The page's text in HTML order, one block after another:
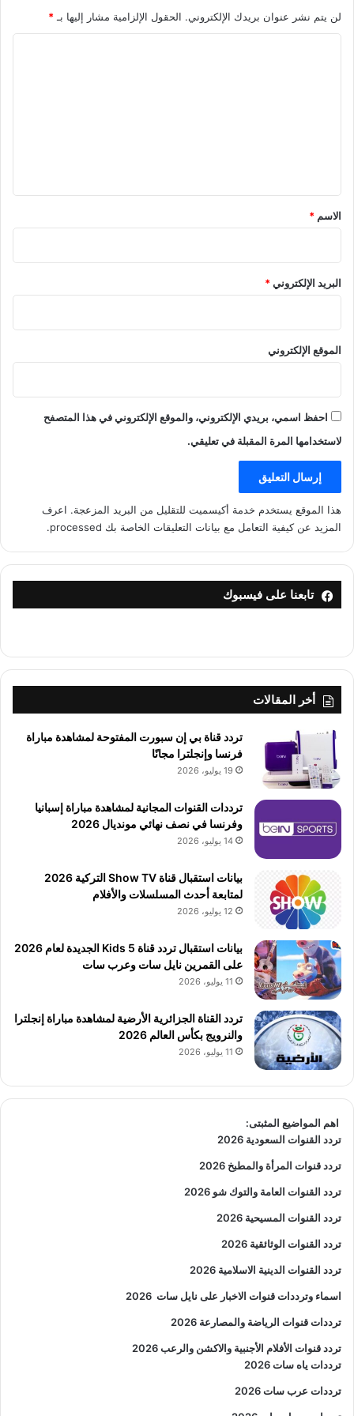
لن يتم نشر عنوان بريدك الإلكتروني. الحقول الإلزامية مشار إليها بـ *
*
الاسم *
البريد الإلكتروني*
الموقع الإلكتروني
احفظ اسمي، بريدي الإلكتروني، والموقع الإلكتروني في هذا المتصفح
لاستخدامها المرة المقبلة في تعليقي.
هذا الموقع يستخدم خدمة أكيسميت للتقليل من البريد المزعجة. اعرف
المزيد عن كيفية التعامل مع بيانات التعليقات الخاصة بك processed
.
تابعنا على فيسبوك
أخر المقالات
تردد قناة بي إن سبورت المفتوحة لمشاهدة مباراة
فرنسا وإنجلترا مجانًا
19 يوليو، 2026
ترددات القنوات المجانية لمشاهدة مباراة إسبانيا
وفرنسا في نصف نهائي مونديال 2026
14 يوليو، 2026
بيانات استقبال قناة Show TV التركية 2026
لمتابعة أحدث المسلسلات والأفلام
12 يوليو، 2026
بيانات استقبال تردد قناة 5 Kids الجديدة لعام 2026
على القمرين نايل سات وعرب سات
11 يوليو، 2026
تردد القناة الجزائرية الأرضية لمشاهدة مباراة إنجلترا
والنرويج بكأس العالم 2026
11 يوليو، 2026
اهم المواضيع المثبتى:
تردد القنوات السعودية 2026
تردد قنوات المرأة والمطبخ 2026
تردد القنوات العامة والتوك شو 2026
تردد القنوات المسيحية 2026
تردد القنوات الوثائقية 2026
تردد القنوات الدينية الاسلامية 2026
اسماء وترددات قنوات الاخبار على نايل سات 2026
ترددات قنوات الرياضة والمصارعة 2026
تردد قنوات الأفلام الأجنبية والاكشن والرعب2026
ترددات ياه سات 2026
ترددات عرب سات 2026